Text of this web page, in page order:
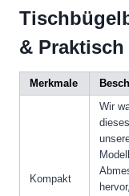
& Praktisch
Merkmale
Kompakt
Wir